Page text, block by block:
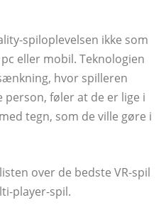
spiloplevelsen ikke som
eller mobil. Teknologien
hvor spilleren
føler at de er lige i
tegn, som de ville gøre i
over de bedste VR-spil
player-spil.